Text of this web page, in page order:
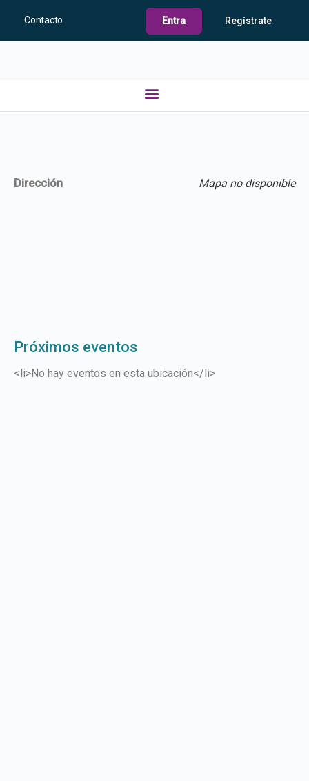
Contacto Entra Regístrate
Mapa no disponible
Dirección
Próximos eventos
<li>No hay eventos en esta ubicación</li>